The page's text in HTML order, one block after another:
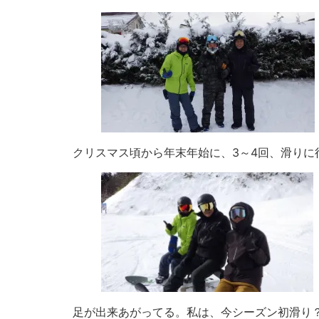
クリスマス頃から年末年始に、3～4回、滑りに
足が出来あがってる。私は、今シーズン初滑り